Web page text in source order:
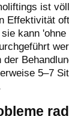
ist
Effektivität
kann 'ohne
5–7